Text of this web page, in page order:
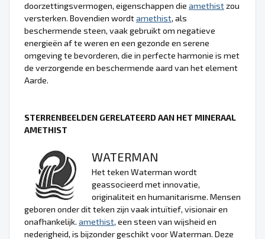
doorzettingsvermogen, eigenschappen die amethistzou
versterken. Bovendien wordtamethist, als
beschermende steen, vaak gebruikt om negatieve
energieën af te weren en een gezonde en serene
omgeving te bevorderen, die in perfecte harmonie is met
de verzorgende en beschermende aard van het element
Aarde.
STERRENBEELDEN GERELATEERD AAN HET MINERAAL
AMETHIST
WATERMAN
Het teken Waterman wordt
geassocieerd met innovatie,
originaliteit en humanitarisme. Mensen
geboren onder dit teken zijn vaak intuïtief, visionair en
onafhankelijk. amethist, een steen van wijsheid en
nederigheid, is bijzonder geschikt voor Waterman. Deze